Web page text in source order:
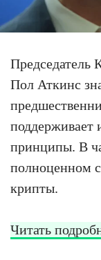
Председатель
Пол Аткинс
поддерживает
принципы. В
полноценном
крипты.
Читать